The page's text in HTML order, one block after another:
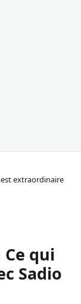
extraordinaire
qui
Sadio